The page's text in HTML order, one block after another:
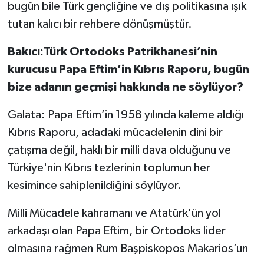
bugün bile Türk gençliğine ve dış politikasına ışık
tutan kalıcı bir rehbere dönüşmüştür.
Bakıcı:Türk Ortodoks Patrikhanesi’nin
kurucusu Papa Eftim’in Kıbrıs Raporu, bugün
bize adanın geçmişi hakkında ne söylüyor?
Galata: Papa Eftim’in 1958 yılında kaleme aldığı
Kıbrıs Raporu, adadaki mücadelenin dini bir
çatışma değil, haklı bir milli dava olduğunu ve
Türkiye'nin Kıbrıs tezlerinin toplumun her
kesimince sahiplenildiğini söylüyor.
Milli Mücadele kahramanı ve Atatürk'ün yol
arkadaşı olan Papa Eftim, bir Ortodoks lider
olmasına rağmen Rum Başpiskopos Makarios’un